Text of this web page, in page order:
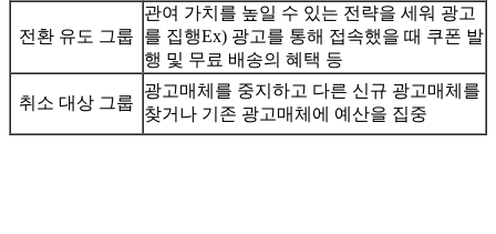
전환 유도 그룹
관여 가치를 높일 수 있는 전략을 세워 광고
를 집행Ex) 광고를 통해 접속했을 때 쿠폰 발
행 및 무료 배송의 혜택 등
취소 대상 그룹
광고매체를 중지하고 다른 신규 광고매체를
찾거나 기존 광고매체에 예산을 집중